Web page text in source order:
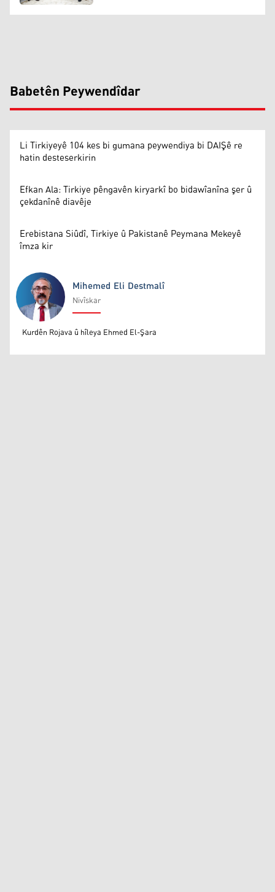
Babetên Peywendîdar
Li Tirkiyeyê 104 kes bi gumana peywendiya bi DAIŞê re
hatin desteserkirin
Efkan Ala: Tirkiye pêngavên kiryarkî bo bidawîanîna şer û
çekdanînê diavêje
Erebistana Siûdî, Tirkiye û Pakistanê Peymana Mekeyê
îmza kir
Mihemed Eli Destmalî
Mihemed Eli Destmalî
Nivîskar
Kurdên Rojava û hîleya Ehmed El-Şara